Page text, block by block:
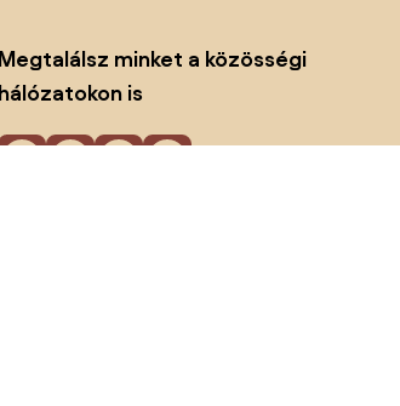
Megtalálsz minket a közösségi
hálózatokon is